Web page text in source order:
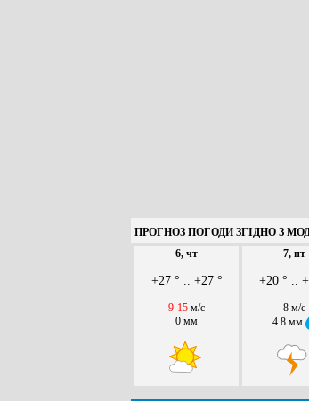
ПРОГНОЗ ПОГОДИ ЗГІДНО З
6, чт
+27 ° .. +27 °
9-15 м/с
0 мм
7, пт
+20 ° ..
8 м/с
4.8 мм